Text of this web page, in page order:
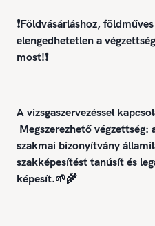
❗Földvásárláshoz,
elengedhetetlen a
most!❗
A vizsgaszervezéssel
Megszerezhető
szakmai bizonyítvány
szakképesítést tanúsít és
képesít.🌱🌾